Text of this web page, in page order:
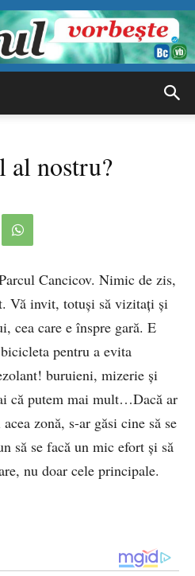
vorbește
al nostru?
Cancicov. Nimic de zis,
Vă invit, totuși să vizitați și
cea care e înspre gară. E
pentru a evita
buruieni, mizerie și
că putem mai mult…Dacă ar
zonă, s-ar găsi cine să se
să se facă un mic efort și să
nu doar cele principale.